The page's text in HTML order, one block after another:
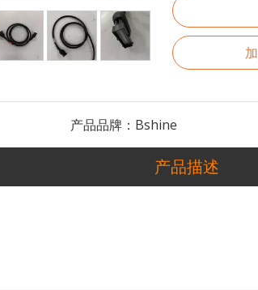
产品品牌： Bshine
产品描述